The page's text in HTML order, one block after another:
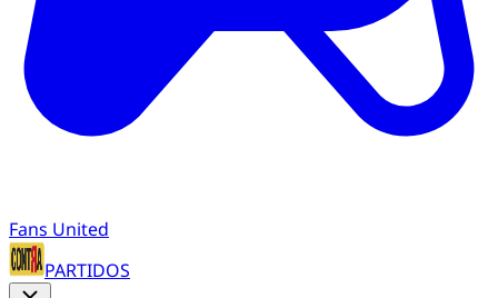
Fans United
PARTIDOS